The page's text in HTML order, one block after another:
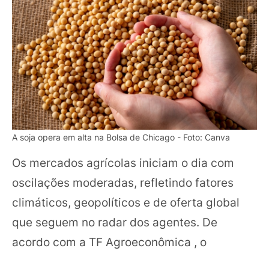
A soja opera em alta na Bolsa de Chicago - Foto: Canva
Os mercados agrícolas iniciam o dia com
oscilações moderadas, refletindo fatores
climáticos, geopolíticos e de oferta global
que seguem no radar dos agentes. De
acordo com a TF Agroeconômica , o